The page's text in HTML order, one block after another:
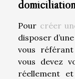
domiciliation
Pour créer
disposer
vous
vous devez
réellement